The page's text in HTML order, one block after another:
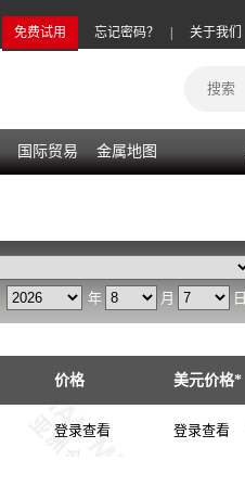
关于我们
忘记密码？
免费试用
国际贸易 金属地图
年 月 日
价格 美元价格*
登录查看 登录查看